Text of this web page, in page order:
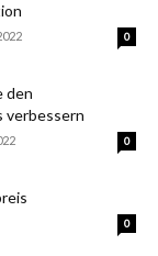
0
den
verbessern
0
0